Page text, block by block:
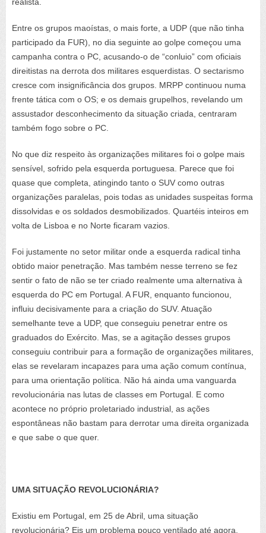
Entre os grupos maoístas, o mais forte, a UDP (que não tinha
participado da FUR), no dia seguinte ao golpe começou uma
campanha contra o PC, acusando-o de “conluio” com oficiais
direitistas na derrota dos militares esquerdistas. O sectarismo
cresce com insignificância dos grupos. MRPP continuou numa
frente tática com o OS; e os demais grupelhos, revelando um
assustador desconhecimento da situação criada, centraram
também fogo sobre o PC.
No que diz respeito às organizações militares foi o golpe mais
sensível, sofrido pela esquerda portuguesa. Parece que foi
quase que completa, atingindo tanto o SUV como outras
organizações paralelas, pois todas as unidades suspeitas forma
dissolvidas e os soldados desmobilizados. Quartéis inteiros em
volta de Lisboa e no Norte ficaram vazios.
Foi justamente no setor militar onde a esquerda radical tinha
obtido maior penetração. Mas também nesse terreno se fez
sentir o fato de não se ter criado realmente uma alternativa à
esquerda do PC em Portugal. A FUR, enquanto funcionou,
influiu decisivamente para a criação do SUV. Atuação
semelhante teve a UDP, que conseguiu penetrar entre os
graduados do Exército. Mas, se a agitação desses grupos
conseguiu contribuir para a formação de organizações militares,
elas se revelaram incapazes para uma ação comum contínua,
para uma orientação política. Não há ainda uma vanguarda
revolucionária nas lutas de classes em Portugal. E como
acontece no próprio proletariado industrial, as ações
espontâneas não bastam para derrotar uma direita organizada
e que sabe o que quer.
UMA SITUAÇÃO REVOLUCIONÁRIA?
Existiu em Portugal, em 25 de Abril, uma situação
revolucionária? Eis um problema pouco ventilado até agora.